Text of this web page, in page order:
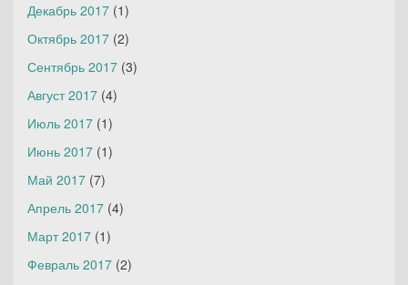
Декабрь 2017 (1)
Октябрь 2017 (2)
Сентябрь 2017 (3)
Август 2017 (4)
Июль 2017 (1)
Июнь 2017 (1)
Май 2017 (7)
Апрель 2017 (4)
Март 2017 (1)
Февраль 2017 (2)